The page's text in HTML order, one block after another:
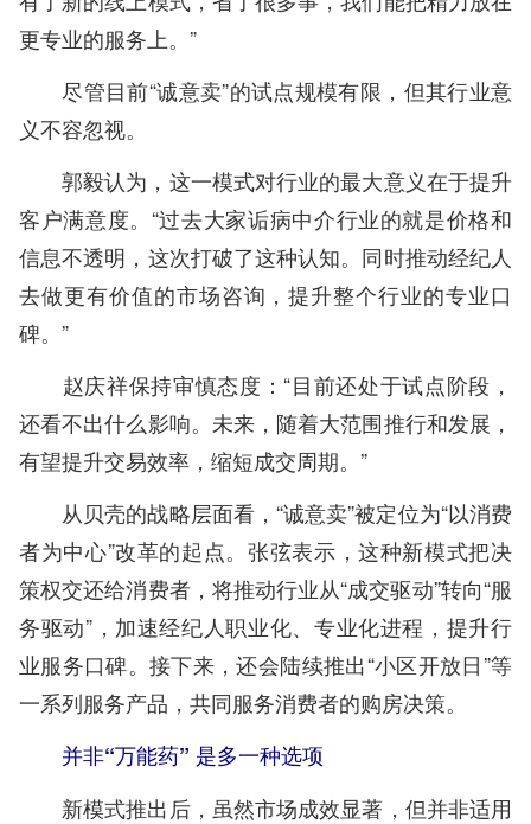
更专业的服务上。”
尽管目前“诚意卖”的试点规模有限，但其行业意
义不容忽视。
郭毅认为，这一模式对行业的最大意义在于提升
客户满意度。“过去大家诟病中介行业的就是价格和
信息不透明，这次打破了这种认知。同时推动经纪人
去做更有价值的市场咨询，提升整个行业的专业口
碑。”
赵庆祥保持审慎态度：“目前还处于试点阶段，
还看不出什么影响。未来，随着大范围推行和发展，
有望提升交易效率，缩短成交周期。”
从贝壳的战略层面看，“诚意卖”被定位为“以消费
者为中心”改革的起点。张弦表示，这种新模式把决
策权交还给消费者，将推动行业从“成交驱动”转向“服
务驱动”，加速经纪人职业化、专业化进程，提升行
业服务口碑。接下来，还会陆续推出“小区开放日”等
一系列服务产品，共同服务消费者的购房决策。
并非“万能药” 是多一种选项
新模式推出后，虽然市场成效显著，但并非适用